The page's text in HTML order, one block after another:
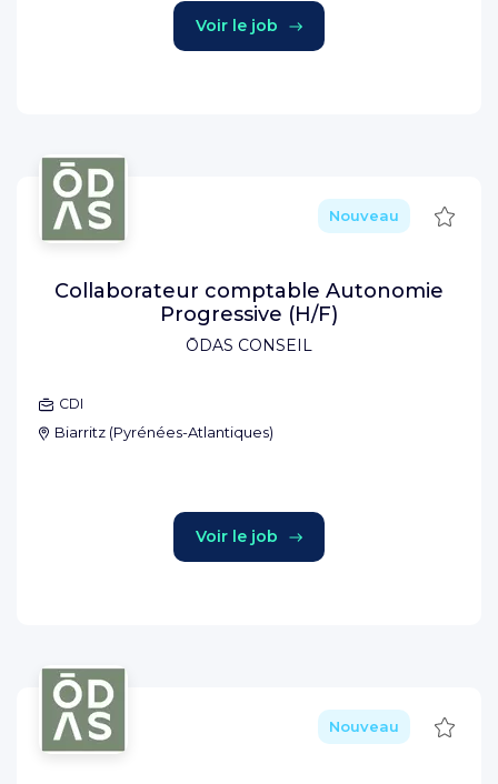
Voir le job
ŌDAS CONSEIL
Nouveau
Collaborateur comptable Autonomie
Progressive (H/F)
CDI
Biarritz (Pyrénées-Atlantiques)
Voir le job
Nouveau